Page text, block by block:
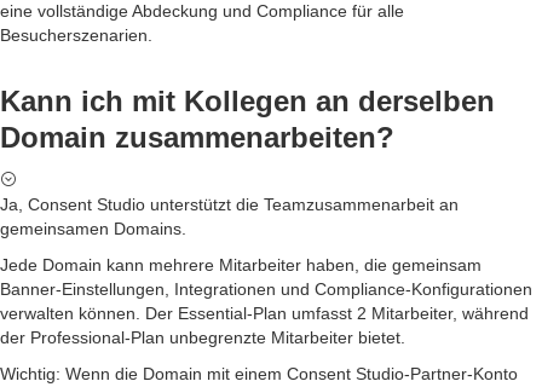
eine vollständige Abdeckung und Compliance für alle
Besucherszenarien.
Kann ich mit Kollegen an derselben
Domain zusammenarbeiten?
Ja, Consent Studio unterstützt die Teamzusammenarbeit an
gemeinsamen Domains.
Jede Domain kann mehrere Mitarbeiter haben, die gemeinsam
Banner-Einstellungen, Integrationen und Compliance-Konfigurationen
verwalten können. Der Essential-Plan umfasst 2 Mitarbeiter, während
der Professional-Plan unbegrenzte Mitarbeiter bietet.
Wichtig: Wenn die Domain mit einem Consent Studio-Partner-Konto